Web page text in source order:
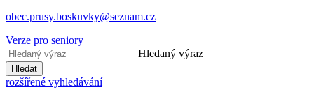
obec.prusy.boskuvky@seznam.cz
Verze pro seniory
Hledaný výraz
Hledat
rozšířené vyhledávání